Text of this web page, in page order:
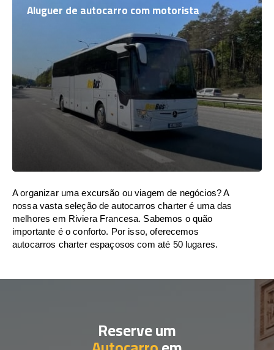
Aluguer de autocarro com motorista
A organizar uma excursão ou viagem de negócios? A
nossa vasta seleção de autocarros charter é uma das
melhores em Riviera Francesa. Sabemos o quão
importante é o conforto. Por isso, oferecemos
autocarros charter espaçosos com até 50 lugares.
Reserve um